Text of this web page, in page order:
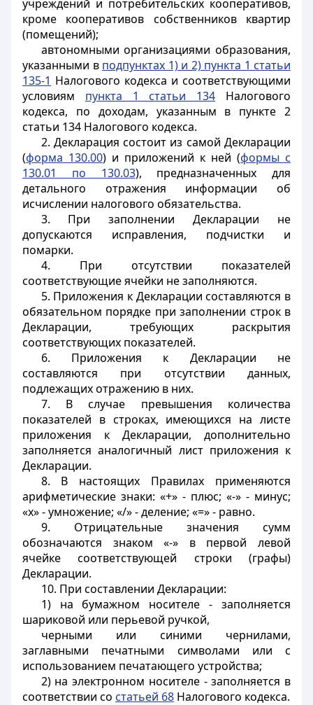
учреждений и потребительских кооперативов,
кроме кооперативов собственников квартир
(помещений);
автономными организациями образования,
указанными в подпунктах 1) и 2) пункта 1 статьи
135-1 Налогового кодекса и соответствующими
условиям пункта 1 статьи 134 Налогового
кодекса, по доходам, указанным в пункте 2
статьи 134 Налогового кодекса.
2. Декларация состоит из самой Декларации
(форма 130.00) и приложений к ней (формы с
130.01 по 130.03), предназначенных для
детального отражения информации об
исчислении налогового обязательства.
3. При заполнении Декларации не
допускаются исправления, подчистки и
помарки.
4. При отсутствии показателей
соответствующие ячейки не заполняются.
5. Приложения к Декларации составляются в
обязательном порядке при заполнении строк в
Декларации, требующих раскрытия
соответствующих показателей.
6. Приложения к Декларации не
составляются при отсутствии данных,
подлежащих отражению в них.
7. В случае превышения количества
показателей в строках, имеющихся на листе
приложения к Декларации, дополнительно
заполняется аналогичный лист приложения к
Декларации.
8. В настоящих Правилах применяются
арифметические знаки: «+» - плюс; «-» - минус;
«х» - умножение; «/» - деление; «=» - равно.
9. Отрицательные значения сумм
обозначаются знаком «-» в первой левой
ячейке соответствующей строки (графы)
Декларации.
10. При составлении Декларации:
1) на бумажном носителе - заполняется
шариковой или перьевой ручкой,
черными или синими чернилами,
заглавными печатными символами или с
использованием печатающего устройства;
2) на электронном носителе - заполняется в
соответствии со статьей 68 Налогового кодекса.